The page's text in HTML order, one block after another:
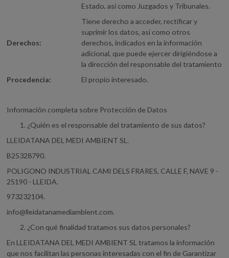
Estado, así como Juzgados y Tribunales.
Derechos:
Tiene derecho a acceder, rectificar y
suprimir los datos, así como otros
derechos, indicados en la información
adicional, que puede ejercer dirigiéndose a
la dirección del responsable del tratamiento
Procedencia:
El propio interesado.
Información completa sobre Protección de Datos
¿Quién es el responsable del tratamiento de sus datos?
LLEIDATANA DEL MEDI AMBIENT SL.
B25328790.
POLIGONO INDUSTRIAL CAMI DELS FRARES, CALLE F, NAVE 9 -
25190 - LLEIDA.
973232104.
info@lleidatanamediambient.com.
¿Con qué finalidad tratamos sus datos personales?
En LLEIDATANA DEL MEDI AMBIENT SL tratamos la información
que nos facilitan las personas interesadas con el fin de Garantizar